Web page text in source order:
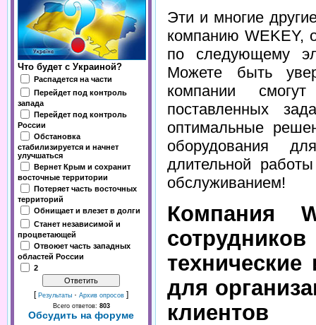
Что будет с Украиной?
Распадется на части
Перейдет под контроль
запада
Перейдет под контроль
России
Обстановка
стабилизируется и начнет
улучшаться
Вернет Крым и сохранит
восточные территории
Потеряет часть восточных
территорий
Обнищает и влезет в долги
Станет независимой и
процветающей
Отвоюет часть западных
областей России
2
[ Результаты · Архив опросов ]
Всего ответов: 803
Обсудить на форуме
Эти и многие
компанию WEKEY,
по следующему
Можете быть
компании
поставленных
оптимальные
оборудования
длительной
обслуживанием!
Компания
для
клиентов